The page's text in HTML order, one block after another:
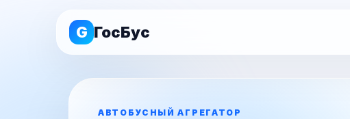
G ГосБус
АВТОБУСНЫЙ АГРЕГАТОР